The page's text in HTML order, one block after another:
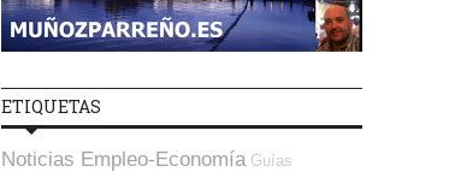
ETIQUETAS
Noticias Empleo-Economía Guías